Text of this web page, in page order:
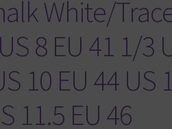
White/
8 EU 41 1/3
10 EU 44 US
11.5 EU 46